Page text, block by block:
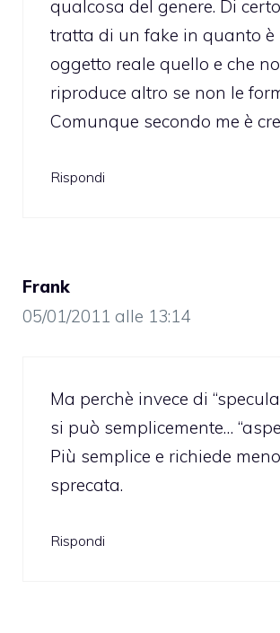
qualcosa del genere. Di
tratta di un fake in quanto è
oggetto reale quello e che
riproduce altro se non le
Comunque secondo me è
Rispondi
Frank
05/01/2011 alle 13:14
Ma perchè invece di
si può semplicemente…
Più semplice e richiede
sprecata.
Rispondi